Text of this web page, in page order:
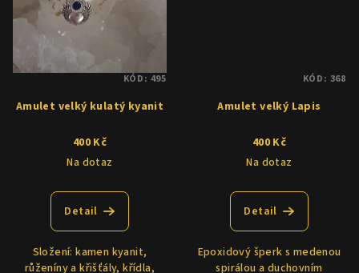
Amulet velký kulatý kyanit
400 Kč
Na dotaz
Detail
Složení: kamen kyanit,
růženíny a křišťály, křídla,
KÓD: 495
Amulet velký Lapis
400 Kč
Na dotaz
Detail
Epoxidový šperk s medenou
spirálou a duchovním
KÓD: 368